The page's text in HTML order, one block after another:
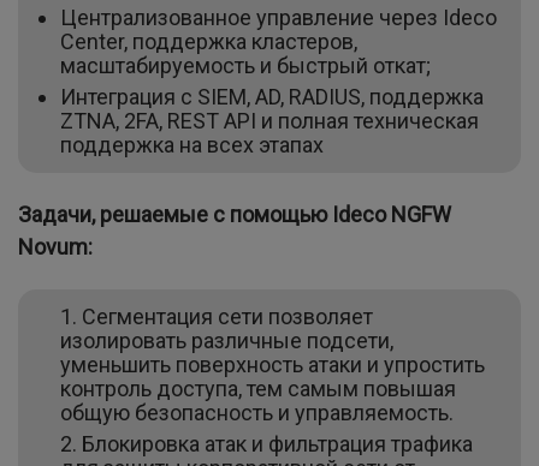
Централизованное управление через Ideco
Center, поддержка кластеров,
масштабируемость и быстрый откат;
Интеграция с SIEM, AD, RADIUS, поддержка
ZTNA, 2FA, REST API и полная техническая
поддержка на всех этапах
Задачи, решаемые с помощью Ideco NGFW
Novum:
Сегментация сети позволяет
изолировать различные подсети,
уменьшить поверхность атаки и упростить
контроль доступа, тем самым повышая
общую безопасность и управляемость.
Блокировка атак и фильтрация трафика